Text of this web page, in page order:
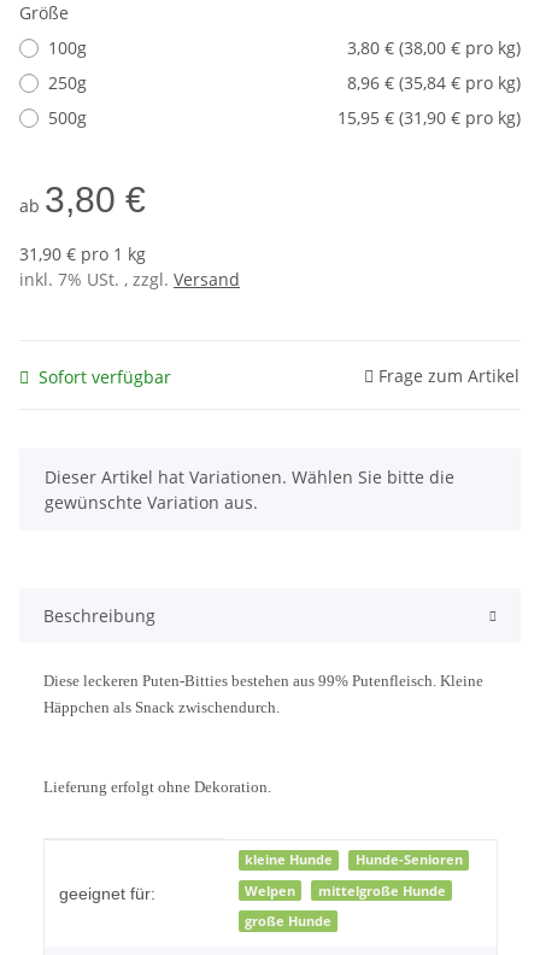
Größe
100g
3,80 € (38,00 € pro kg)
250g
8,96 € (35,84 € pro kg)
500g
15,95 € (31,90 € pro kg)
ab 3,80 €
31,90 € pro 1 kg
inkl. 7% USt. , zzgl. Versand
Sofort verfügbar Frage zum Artikel
x
Dieser Artikel hat Variationen. Wählen Sie bitte die
gewünschte Variation aus.
Beschreibung
Diese leckeren Puten-Bitties bestehen aus 99% Putenfleisch. Kleine
Häppchen als Snack zwischendurch.
Lieferung erfolgt ohne Dekoration.
geeignet für:
kleine Hunde
Hunde-Senioren
Welpen
mittelgroße Hunde
große Hunde